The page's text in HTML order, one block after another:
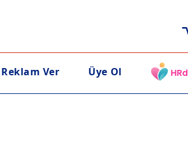
Reklam Ver Üye Ol